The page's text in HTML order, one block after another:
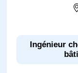
Ingénieur